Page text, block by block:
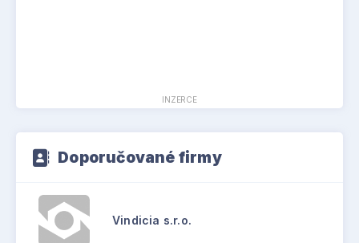
INZERCE
Doporučované firmy
Vindicia s.r.o.